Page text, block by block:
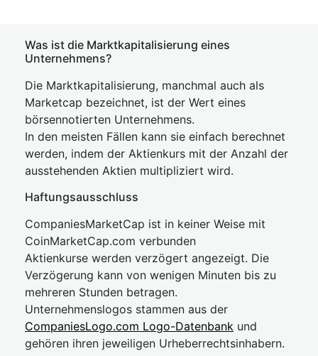
Was ist die Marktkapitalisierung eines
Unternehmens?
Die Marktkapitalisierung, manchmal auch als
Marketcap bezeichnet, ist der Wert eines
börsennotierten Unternehmens.
In den meisten Fällen kann sie einfach berechnet
werden, indem der Aktienkurs mit der Anzahl der
ausstehenden Aktien multipliziert wird.
Haftungsausschluss
CompaniesMarketCap ist in keiner Weise mit
CoinMarketCap.com verbunden
Aktienkurse werden verzögert angezeigt. Die
Verzögerung kann von wenigen Minuten bis zu
mehreren Stunden betragen.
Unternehmenslogos stammen aus der
CompaniesLogo.com Logo-Datenbank und
gehören ihren jeweiligen Urheberrechtsinhabern.